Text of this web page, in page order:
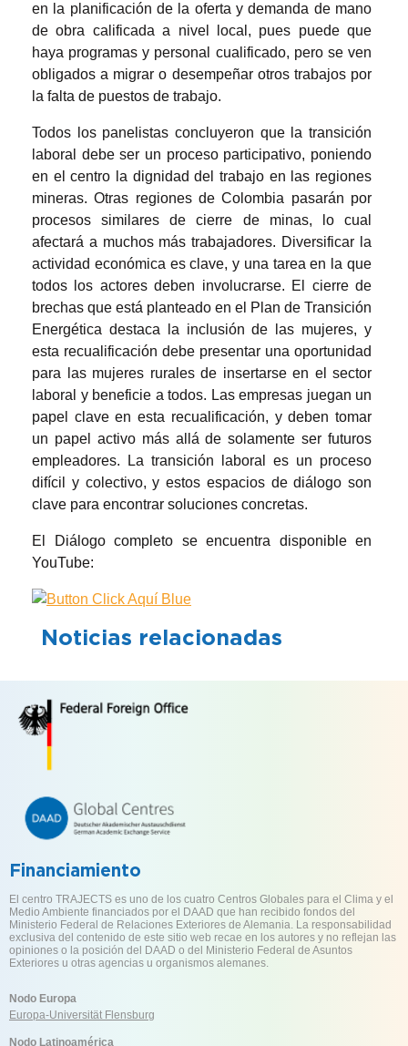
en la planificación de la oferta y demanda de mano
de obra calificada a nivel local, pues puede que
haya programas y personal cualificado, pero se ven
obligados a migrar o desempeñar otros trabajos por
la falta de puestos de trabajo.
Todos los panelistas concluyeron que la transición
laboral debe ser un proceso participativo, poniendo
en el centro la dignidad del trabajo en las regiones
mineras. Otras regiones de Colombia pasarán por
procesos similares de cierre de minas, lo cual
afectará a muchos más trabajadores. Diversificar la
actividad económica es clave, y una tarea en la que
todos los actores deben involucrarse. El cierre de
brechas que está planteado en el Plan de Transición
Energética destaca la inclusión de las mujeres, y
esta recualificación debe presentar una oportunidad
para las mujeres rurales de insertarse en el sector
laboral y beneficie a todos. Las empresas juegan un
papel clave en esta recualificación, y deben tomar
un papel activo más allá de solamente ser futuros
empleadores. La transición laboral es un proceso
difícil y colectivo, y estos espacios de diálogo son
clave para encontrar soluciones concretas.
El Diálogo completo se encuentra disponible en
YouTube:
Noticias relacionadas
Financiamiento
El centro TRAJECTS es uno de los cuatro Centros Globales para el Clima y el
Medio Ambiente financiados por el DAAD que han recibido fondos del
Ministerio Federal de Relaciones Exteriores de Alemania. La responsabilidad
exclusiva del contenido de este sitio web recae en los autores y no reflejan las
opiniones o la posición del DAAD o del Ministerio Federal de Asuntos
Exteriores u otras agencias u organismos alemanes.
Nodo Europa
Europa-Universität Flensburg
Nodo Latinoamérica